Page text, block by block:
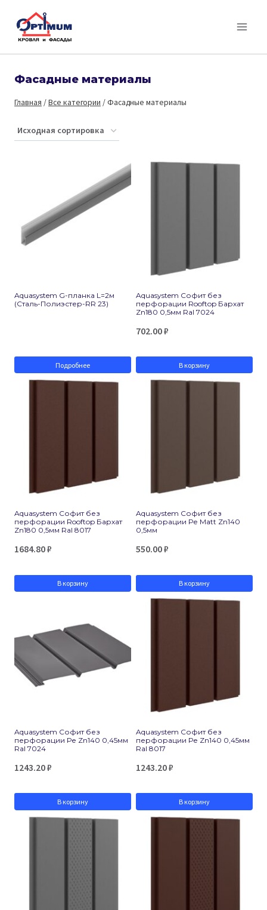
Перейти
Фасадные материалы
Главная /Все категории /Фасадные материалы
Aquasystem G-планка L=2м
(Сталь-Полиэстер-RR 23)
Подробнее
Aquasystem Софит без
перфорации Rooftop Бархат
Zn180 0,5мм Ral 7024
702.00₽
В корзину
Aquasystem Софит без
перфорации Rooftop Бархат
Zn180 0,5мм Ral 8017
1684.80₽
В корзину
Aquasystem Софит без
перфорации Ре Matt Zn140
0,5мм
550.00₽
В корзину
Aquasystem Софит без
перфорации Ре Zn140 0,45мм
Ral 7024
1243.20₽
В корзину
Aquasystem Софит без
перфорации Ре Zn140 0,45мм
Ral 8017
1243.20₽
В корзину